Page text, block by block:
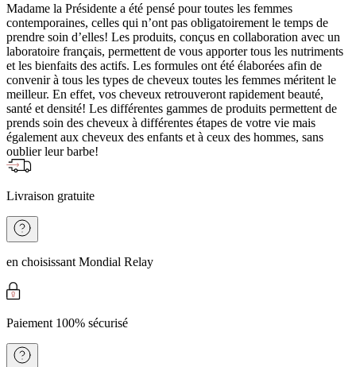
Madame la Présidente a été pensé pour toutes les femmes
contemporaines, celles qui n’ont pas obligatoirement le temps de
prendre soin d’elles! Les produits, conçus en collaboration avec un
laboratoire français, permettent de vous apporter tous les nutriments
et les bienfaits des actifs. Les formules ont été élaborées afin de
convenir à tous les types de cheveux toutes les femmes méritent le
meilleur. En effet, vos cheveux retrouveront rapidement beauté,
santé et densité! Les différentes gammes de produits permettent de
prends soin des cheveux à différentes étapes de votre vie mais
également aux cheveux des enfants et à ceux des hommes, sans
oublier leur barbe!
Livraison gratuite
en choisissant Mondial Relay
Paiement 100% sécurisé